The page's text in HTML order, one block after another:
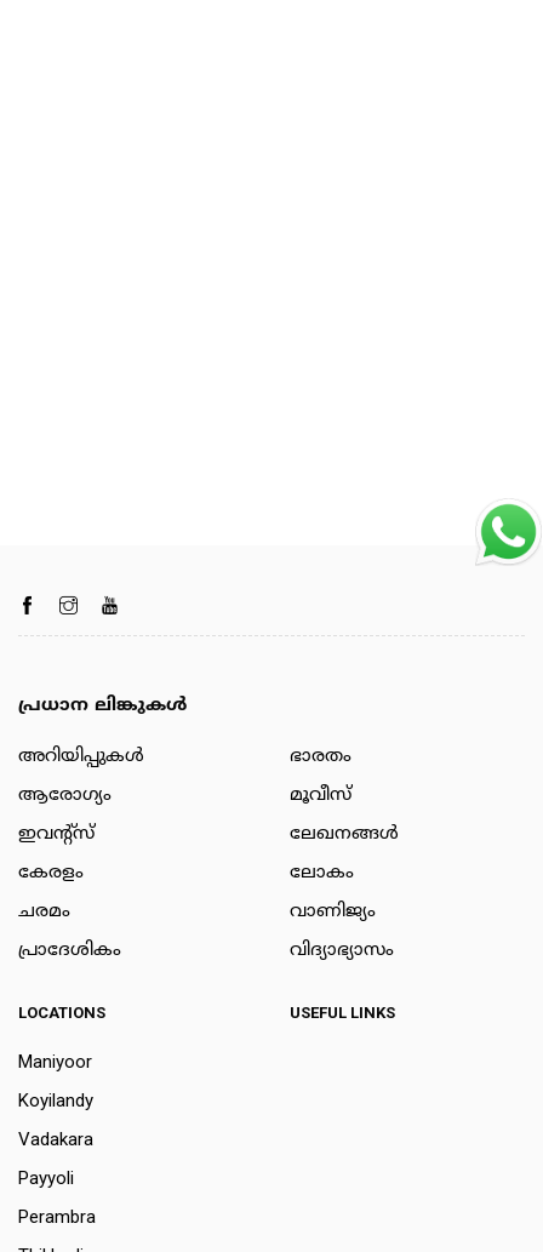
പ്രധാന ലിങ്കുകൾ
അറിയിപ്പുകള്‍
ആരോഗ്യം
ഇവന്റ്സ്
കേരളം
ചരമം
പ്രാദേശികം
ഭാരതം
മൂവീസ്
ലേഖനങ്ങള്‍
ലോകം
വാണിജ്യം
വിദ്യാഭ്യാസം
LOCATIONS
Maniyoor
Koyilandy
Vadakara
Payyoli
Perambra
USEFUL LINKS